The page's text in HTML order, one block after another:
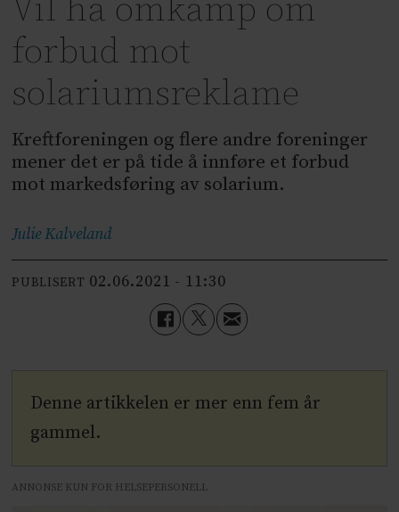
Vil ha omkamp om
forbud mot
solariumsreklame
Kreftforeningen og flere andre foreninger
mener det er på tide å innføre et forbud
mot markedsføring av solarium.
JulieKalveland
PUBLISERT 02.06.2021 - 11:30
Denne artikkelen er mer enn fem år
gammel.
ANNONSE KUN FOR HELSEPERSONELL